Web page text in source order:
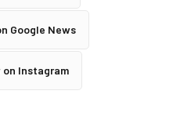
Google News
on Instagram